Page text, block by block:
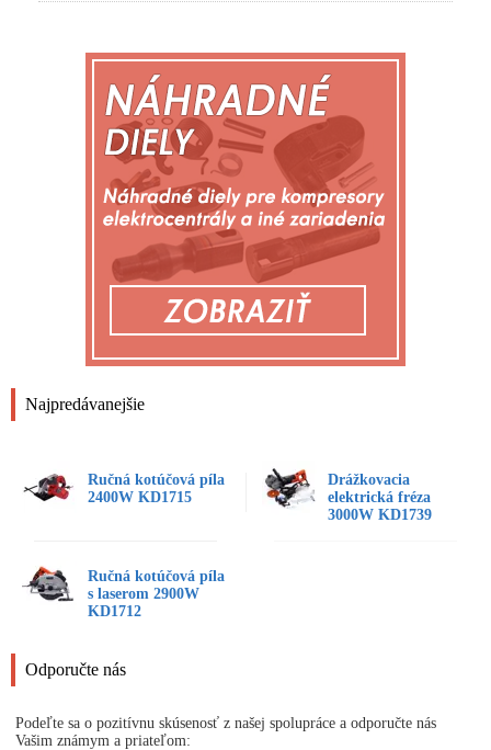
Najpredávanejšie
Ručná kotúčová píla
2400W KD1715
Drážkovacia
elektrická fréza
3000W KD1739
Ručná kotúčová píla
s laserom 2900W
KD1712
Odporučte nás
Podeľte sa o pozitívnu skúsenosť z našej spolupráce a odporučte nás
Vašim známym a priateľom: